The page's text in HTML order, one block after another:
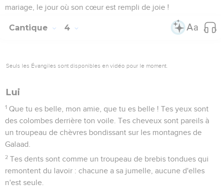
mariage, le jour où son cœur est rempli de joie !
Cantique 4
Seuls les Évangiles sont disponibles en vidéo pour le moment.
Lui
1 Que tu es belle, mon amie, que tu es belle ! Tes yeux sont
des colombes derrière ton voile. Tes cheveux sont pareils à
un troupeau de chèvres bondissant sur les montagnes de
Galaad.
2 Tes dents sont comme un troupeau de brebis tondues qui
remontent du lavoir : chacune a sa jumelle, aucune d'elles
n'est seule.